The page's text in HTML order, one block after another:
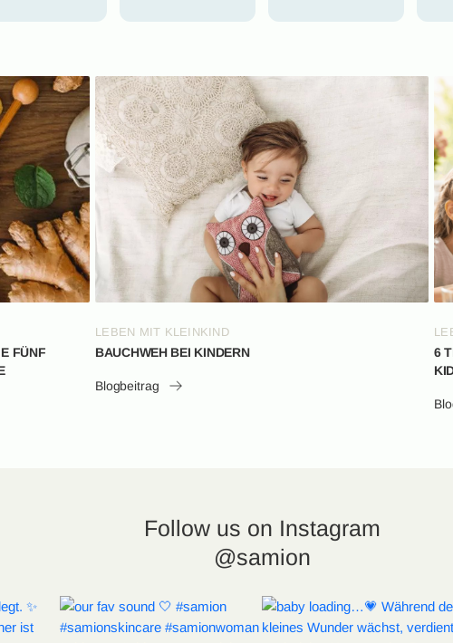
FÜNF
LEBEN MIT KLEINKIND
BAUCHWEH BEI KINDERN
Blogbeitrag
6
Follow us on Instagram
@samion